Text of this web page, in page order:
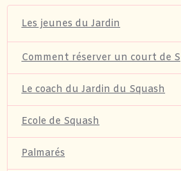
Les jeunes du Jardin
Comment réserver un court de S
Le coach du Jardin du Squash
Ecole de Squash
Palmarés